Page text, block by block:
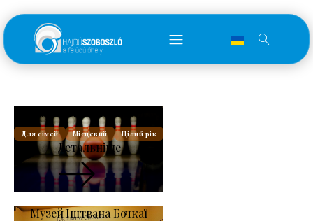
Боулінг в готелі Silver
Для сімей Місцевий Цілий рік
Детальніше
Музей Іштвана Бочкаї